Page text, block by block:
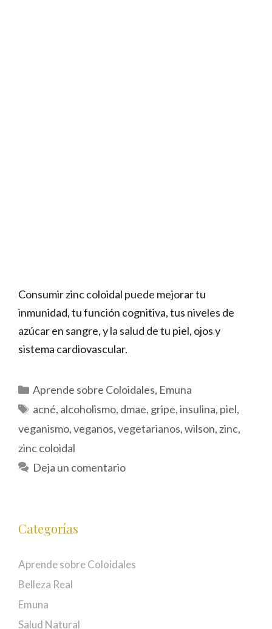
Consumir zinc coloidal puede mejorar tu
inmunidad, tu función cognitiva, tus niveles de
azúcar en sangre, y la salud de tu piel, ojos y
sistema cardiovascular.
Categorías
Aprende sobre Coloidales, Emuna
Etiquetas
acné, alcoholismo, dmae, gripe,insulina, piel,
veganismo,veganos,vegetarianos,wilson, zinc,
zinc coloidal
Deja un comentario
Categorías
Aprende sobre Coloidales
Belleza Real
Emuna
Salud Natural